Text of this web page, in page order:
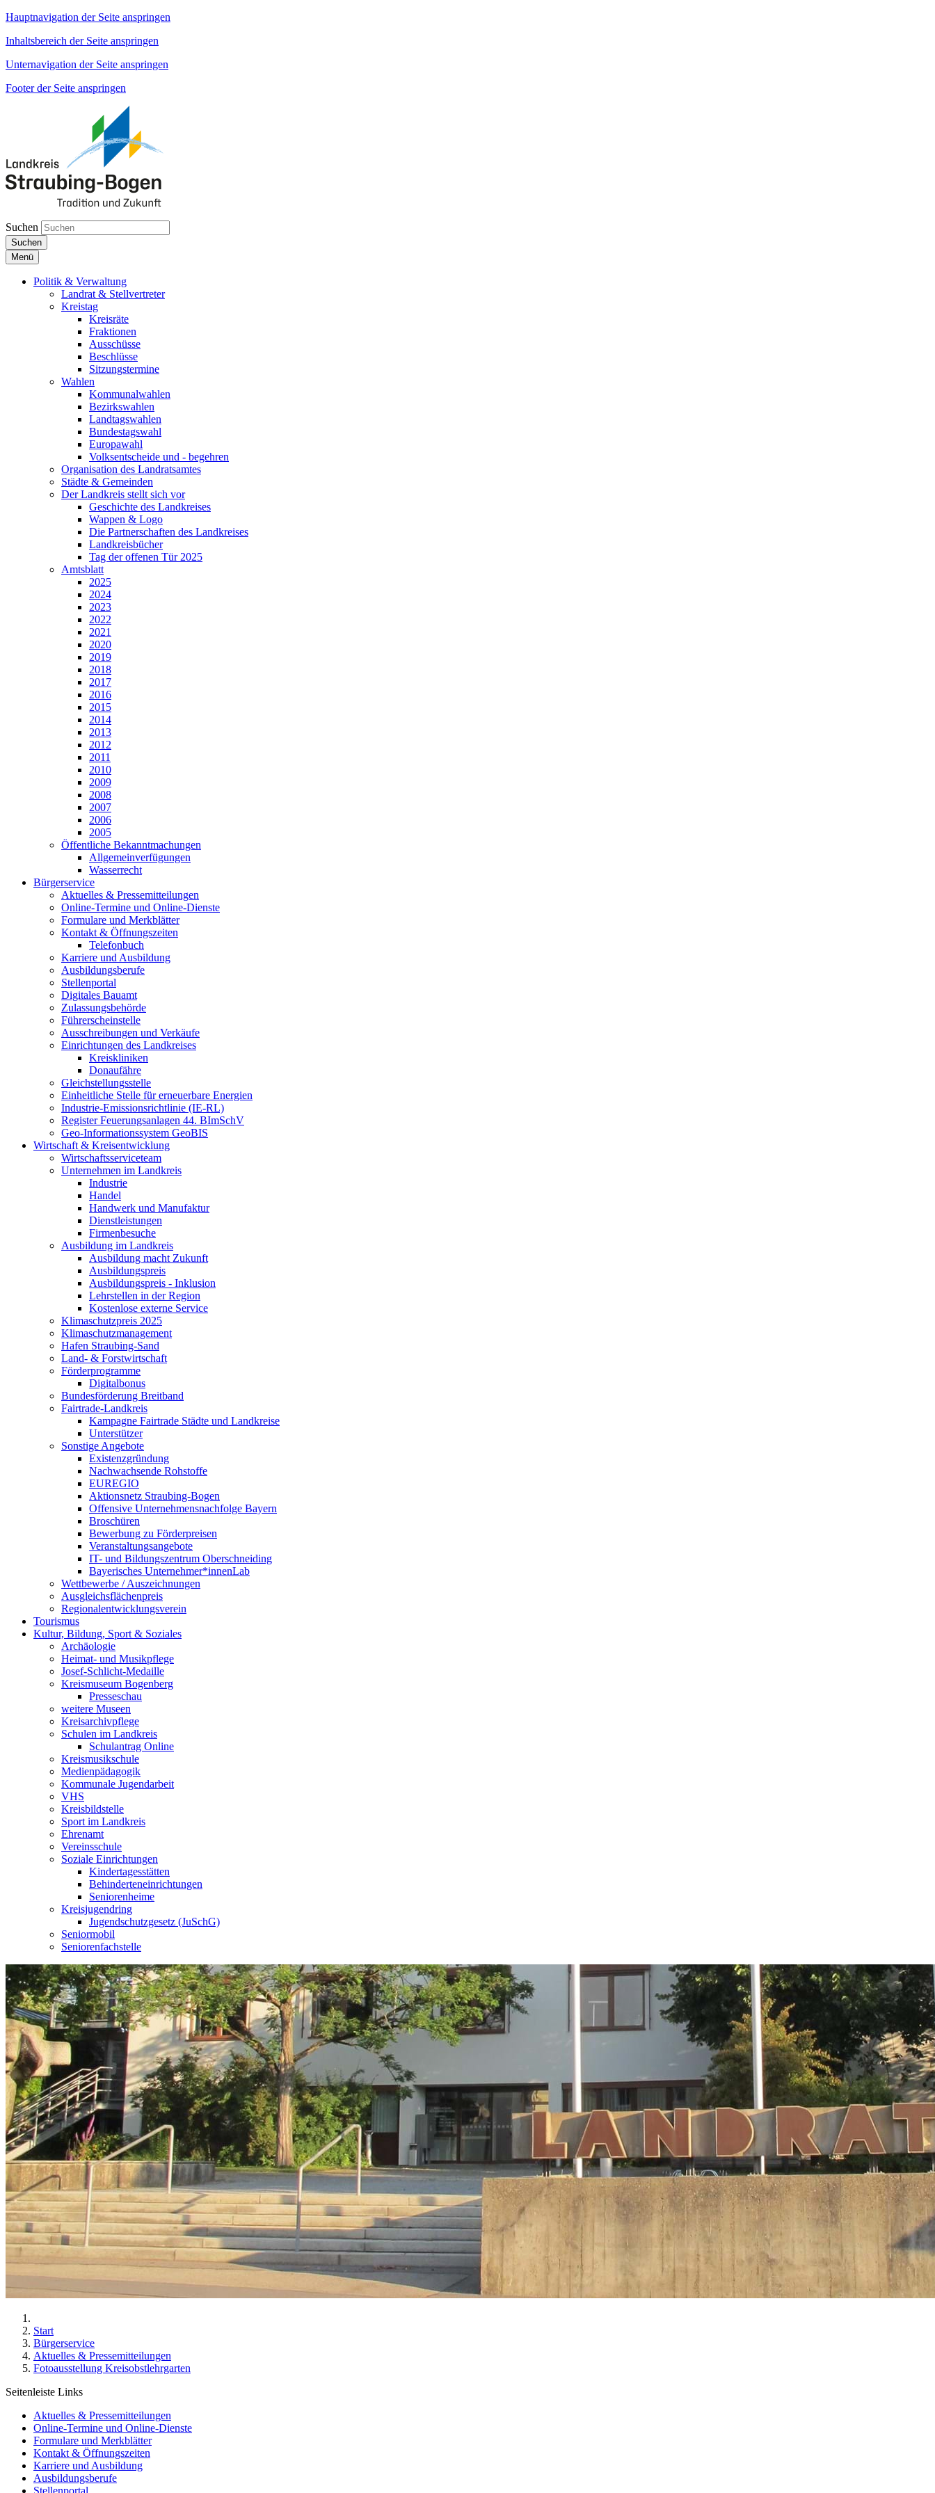
Hauptnavigation der Seite anspringen
Inhaltsbereich der Seite anspringen
Unternavigation der Seite anspringen
Footer der Seite anspringen
Suchen
Suchen
Menü
Politik & Verwaltung
Landrat & Stellvertreter
Kreistag
Kreisräte
Fraktionen
Ausschüsse
Beschlüsse
Sitzungstermine
Wahlen
Kommunalwahlen
Bezirkswahlen
Landtagswahlen
Bundestagswahl
Europawahl
Volksentscheide und - begehren
Organisation des Landratsamtes
Städte & Gemeinden
Der Landkreis stellt sich vor
Geschichte des Landkreises
Wappen & Logo
Die Partnerschaften des Landkreises
Landkreisbücher
Tag der offenen Tür 2025
Amtsblatt
2025
2024
2023
2022
2021
2020
2019
2018
2017
2016
2015
2014
2013
2012
2011
2010
2009
2008
2007
2006
2005
Öffentliche Bekanntmachungen
Allgemeinverfügungen
Wasserrecht
Bürgerservice
Aktuelles & Pressemitteilungen
Online-Termine und Online-Dienste
Formulare und Merkblätter
Kontakt & Öffnungszeiten
Telefonbuch
Karriere und Ausbildung
Ausbildungsberufe
Stellenportal
Digitales Bauamt
Zulassungsbehörde
Führerscheinstelle
Ausschreibungen und Verkäufe
Einrichtungen des Landkreises
Kreiskliniken
Donaufähre
Gleichstellungsstelle
Einheitliche Stelle für erneuerbare Energien
Industrie-Emissionsrichtlinie (IE-RL)
Register Feuerungsanlagen 44. BImSchV
Geo-Informationssystem GeoBIS
Wirtschaft & Kreisentwicklung
Wirtschaftsserviceteam
Unternehmen im Landkreis
Industrie
Handel
Handwerk und Manufaktur
Dienstleistungen
Firmenbesuche
Ausbildung im Landkreis
Ausbildung macht Zukunft
Ausbildungspreis
Ausbildungspreis - Inklusion
Lehrstellen in der Region
Kostenlose externe Service
Klimaschutzpreis 2025
Klimaschutzmanagement
Hafen Straubing-Sand
Land- & Forstwirtschaft
Förderprogramme
Digitalbonus
Bundesförderung Breitband
Fairtrade-Landkreis
Kampagne Fairtrade Städte und Landkreise
Unterstützer
Sonstige Angebote
Existenzgründung
Nachwachsende Rohstoffe
EUREGIO
Aktionsnetz Straubing-Bogen
Offensive Unternehmensnachfolge Bayern
Broschüren
Bewerbung zu Förderpreisen
Veranstaltungsangebote
IT- und Bildungszentrum Oberschneiding
Bayerisches Unternehmer*innenLab
Wettbewerbe / Auszeichnungen
Ausgleichsflächenpreis
Regionalentwicklungsverein
Tourismus
Kultur, Bildung, Sport & Soziales
Archäologie
Heimat- und Musikpflege
Josef-Schlicht-Medaille
Kreismuseum Bogenberg
Presseschau
weitere Museen
Kreisarchivpflege
Schulen im Landkreis
Schulantrag Online
Kreismusikschule
Medienpädagogik
Kommunale Jugendarbeit
VHS
Kreisbildstelle
Sport im Landkreis
Ehrenamt
Vereinsschule
Soziale Einrichtungen
Kindertagesstätten
Behinderteneinrichtungen
Seniorenheime
Kreisjugendring
Jugendschutzgesetz (JuSchG)
Seniormobil
Seniorenfachstelle
Start
Bürgerservice
Aktuelles & Pressemitteilungen
Fotoausstellung Kreisobstlehrgarten
Seitenleiste Links
Aktuelles & Pressemitteilungen
Online-Termine und Online-Dienste
Formulare und Merkblätter
Kontakt & Öffnungszeiten
Karriere und Ausbildung
Ausbildungsberufe
Stellenportal